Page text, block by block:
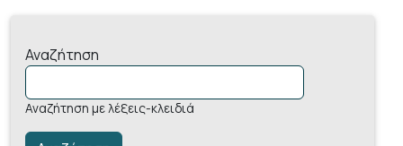
Αναζήτηση
Αναζήτηση με λέξεις-κλειδιά